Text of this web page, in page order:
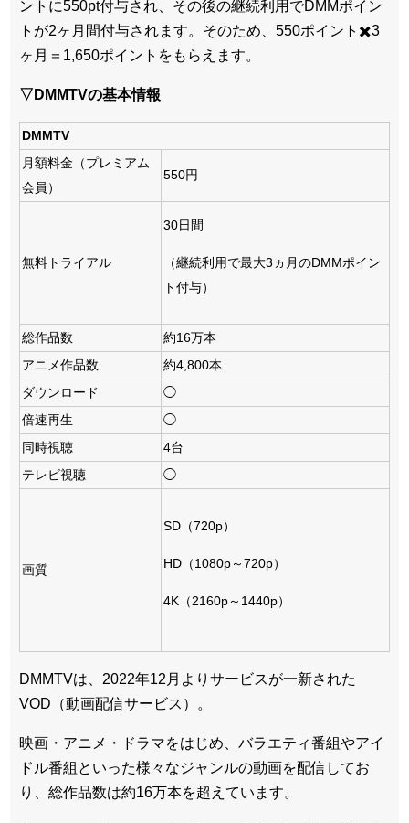
ントに550pt付与され、その後の継続利用でDMMポイン
トが2ヶ月間付与されます。そのため、550ポイント✖️3
ヶ月＝1,650ポイントをもらえます。
▽DMMTVの基本情報
DMMTV
月額料金（プレミアム
会員）
550円
無料トライアル
30日間
（継続利用で最大3ヵ月のDMMポイン
ト付与）
総作品数
約16万本
アニメ作品数
約4,800本
ダウンロード
◯
倍速再生
◯
同時視聴
4台
テレビ視聴
◯
画質
SD（720p）
HD（1080p～720p）
4K（2160p～1440p）
DMMTVは、2022年12月よりサービスが一新された
VOD（動画配信サービス）。
映画・アニメ・ドラマをはじめ、バラエティ番組やアイ
ドル番組といった様々なジャンルの動画を配信してお
り、総作品数は約16万本を超えています。